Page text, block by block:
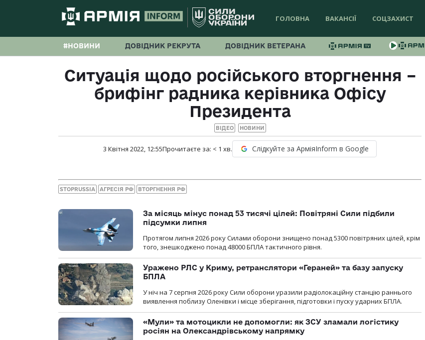
ГОЛОВНА ВАКАНСІЇ СОЦЗАХИСТ
#НОВИНИ ДОВІДНИК РЕКРУТА ДОВІДНИК ВЕТЕРАНА
Ситуація щодо російського вторгнення –
брифінг радника керівника Офісу
Президента
ВІДЕО НОВИНИ
3 Квітня 2022, 12:55Прочитаєте за: < 1 хв. Слідкуйте за АрміяInform в Google
STOPRUSSIA АГРЕСІЯ РФ ВТОРГНЕННЯ РФ
За місяць мінус понад 53 тисячі цілей: Повітряні Сили підбили
підсумки липня
Протягом липня 2026 року Cилами оборони знищено понад 5300 повітряних цілей, крім
того, знешкоджено понад 48000 БПЛА тактичного рівня.
Уражено РЛС у Криму, ретранслятори «Гераней» та базу запуску
БПЛА
У ніч на 7 серпня 2026 року Сили оборони уразили радіолокаційну станцію раннього
виявлення поблизу Оленівки і місце зберігання, підготовки і пуску ударних БПЛА.
«Мули» та мотоцикли не допомогли: як ЗСУ зламали логістику
росіян на Олександрівському напрямку